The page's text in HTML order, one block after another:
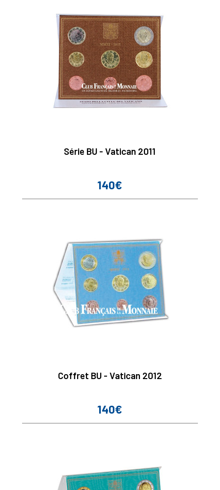
Série BU - Vatican 2011
Prix
140€
Coffret BU - Vatican 2012
Prix
140€